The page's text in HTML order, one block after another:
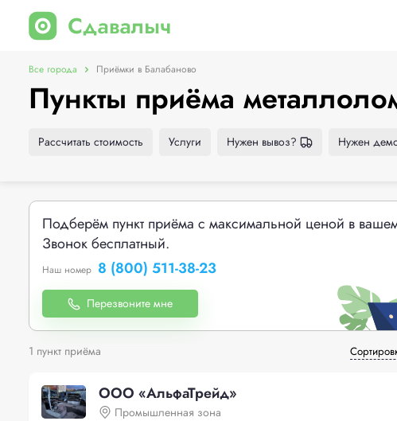
Все города Приёмки в Балабаново
Пункты приёма
Рассчитать стоимость Услуги Нужен вывоз? Нужен
Подберём пункт приёма с максимальной ценой в
Звонок бесплатный.
Наш номер 8 (800) 511-38-23
Перезвоните мне
1 пункт приёма
ООО «АльфаТрейд»
Промышленная зона